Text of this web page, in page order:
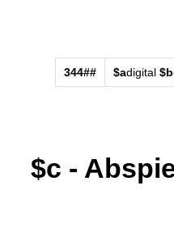
344## $adigital $b
$c -